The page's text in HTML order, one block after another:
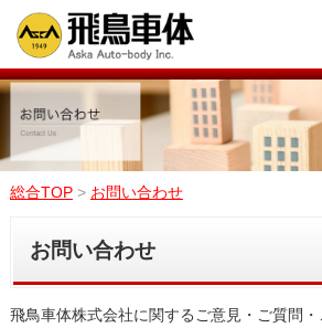
総合TOP > お問い合わせ
お問い合わせ
飛鳥車体株式会社に関するご意見・ご質問